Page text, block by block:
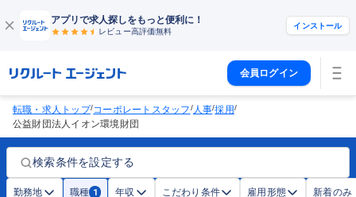
アプリで求人探しをもっと便利に！
レビュー高評価無料
インストール
会員ログイン
転職・求人トップ/コーポレートスタッフ/人事/採用/
公益財団法人イオン環境財団
検索条件を設定する
勤務地 職種 1 年収 こだわり条件 雇用形態 新着のみ